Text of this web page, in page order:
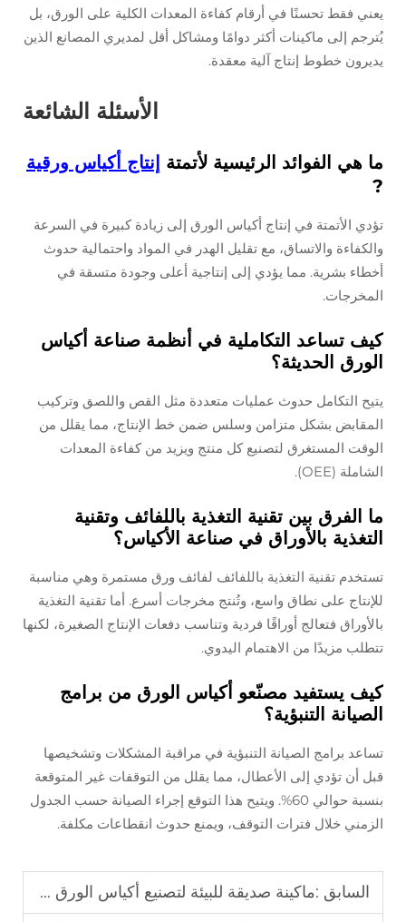
يعني فقط تحسنًا في أرقام كفاءة المعدات الكلية على الورق، بل
يُترجم إلى ماكينات أكثر دوامًا ومشاكل أقل لمديري المصانع الذين
يديرون خطوط إنتاج آلية معقدة.
الأسئلة الشائعة
ما هي الفوائد الرئيسية لأتمتة إنتاج أكياس ورقية
?
تؤدي الأتمتة في إنتاج أكياس الورق إلى زيادة كبيرة في السرعة
والكفاءة والاتساق، مع تقليل الهدر في المواد واحتمالية حدوث
أخطاء بشرية. مما يؤدي إلى إنتاجية أعلى وجودة متسقة في
المخرجات.
كيف تساعد التكاملية في أنظمة صناعة أكياس
الورق الحديثة؟
يتيح التكامل حدوث عمليات متعددة مثل القص واللصق وتركيب
المقابض بشكل متزامن وسلس ضمن خط الإنتاج، مما يقلل من
الوقت المستغرق لتصنيع كل منتج ويزيد من كفاءة المعدات
الشاملة (OEE).
ما الفرق بين تقنية التغذية باللفائف وتقنية
التغذية بالأوراق في صناعة الأكياس؟
تستخدم تقنية التغذية باللفائف لفائف ورق مستمرة وهي مناسبة
للإنتاج على نطاق واسع، وتُنتج مخرجات أسرع. أما تقنية التغذية
بالأوراق فتعالج أوراقًا فردية وتناسب دفعات الإنتاج الصغيرة، لكنها
تتطلب مزيدًا من الاهتمام اليدوي.
كيف يستفيد مصنّعو أكياس الورق من برامج
الصيانة التنبؤية؟
تساعد برامج الصيانة التنبؤية في مراقبة المشكلات وتشخيصها
قبل أن تؤدي إلى الأعطال، مما يقلل من التوقفات غير المتوقعة
بنسبة حوالي 60%. ويتيح هذا التوقع إجراء الصيانة حسب الجدول
الزمني خلال فترات التوقف، ويمنع حدوث انقطاعات مكلفة.
السابق :ماكينة صديقة للبيئة لتصنيع أكياس الورق مع نظام محرك سيرفو